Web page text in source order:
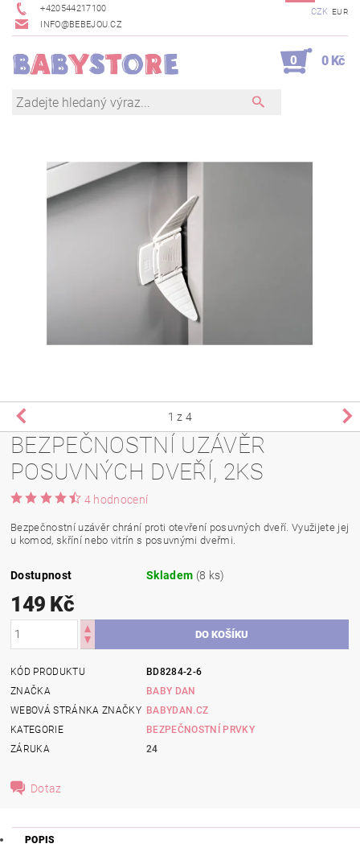
+420544217100
INFO@BEBEJOU.CZ
CZK EUR
0 0 Kč
1 z 4
BEZPEČNOSTNÍ UZÁVĚR
POSUVNÝCH DVEŘÍ, 2KS
4 hodnocení
Bezpečnostní uzávěr chrání proti otevření posuvných dveří. Využijete jej
u komod, skříní nebo vitrín s posuvnými dveřmi.
Dostupnost Skladem (8 ks)
149 Kč
KÓD PRODUKTU
BD8284-2-6
ZNAČKA
BABY DAN
WEBOVÁ STRÁNKA ZNAČKY BABYDAN.CZ
KATEGORIE
BEZPEČNOSTNÍ PRVKY
ZÁRUKA
24
Dotaz
POPIS